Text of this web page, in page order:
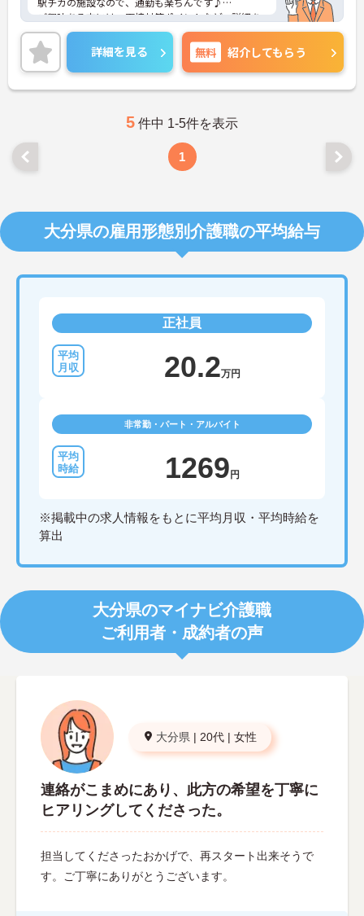
ご興味ある方には、面接対策ポイントなど、詳細を
お話しいたしますのでお気軽にご相談ください。
詳細を見る 無料 紹介してもらう
5 件中 1-5件を表示
1
大分県の雇用形態別介護職の平均給与
正社員
20.2万円
非常勤・パート・アルバイト
1269 円
※掲載中の求人情報をもとに平均月収・平均時給を
算出
大分県のマイナビ介護職
ご利用者・成約者の声
大分県 | 20代 | 女性
連絡がこまめにあり、此方の希望を丁寧に
ヒアリングしてくださった。
担当してくださったおかげで、再スタート出来そうで
す。ご丁寧にありがとうございます。